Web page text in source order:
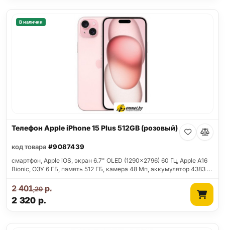
В наличии
Телефон Apple iPhone 15 Plus 512GB (розовый)
код товара #9087439
смартфон, Apple iOS, экран 6.7" OLED (1290x2796) 60 Гц, Apple A16
Bionic, ОЗУ 6 ГБ, память 512 ГБ, камера 48 Мп, аккумулятор 4383 …
2 320 р.
2 401,20р.